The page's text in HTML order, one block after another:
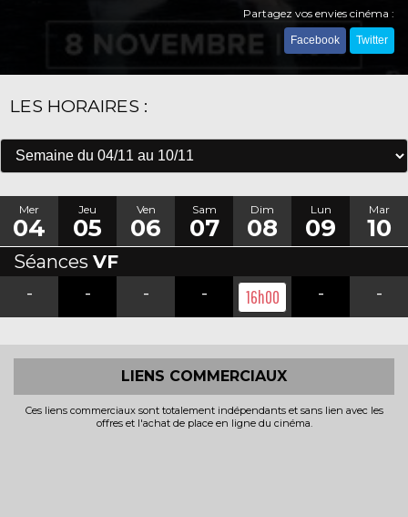
Partagez vos envies cinéma :
Facebook Twitter
LES HORAIRES :
Mer
04
Jeu
05
Ven
06
Sam
07
Dim
08
Lun
09
Mar
10
Séances VF
-
- - - 16h00 - -
LIENS COMMERCIAUX
Ces liens commerciaux sont totalement indépendants et sans lien avec les
offres et l'achat de place en ligne du cinéma.